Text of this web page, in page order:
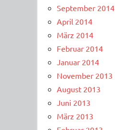
September 2014
April 2014
März 2014
Februar 2014
Januar 2014
November 2013
August 2013
Juni 2013
März 2013